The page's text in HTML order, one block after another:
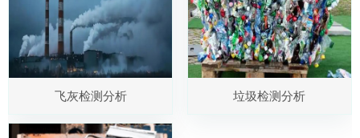
飞灰检测分析 垃圾检测分析